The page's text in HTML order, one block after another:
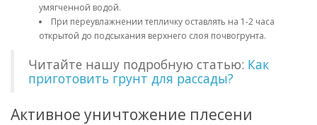
умягченной водой.
При переувлажнении тепличку оставлять на 1-2 часа
открытой до подсыхания верхнего слоя почвогрунта.
Читайте нашу подробную статью: Как
приготовить грунт для рассады?
Активное уничтожение плесени